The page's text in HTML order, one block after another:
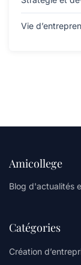
Vie
Amicollege
Blog d'actualités
Catégories
Création